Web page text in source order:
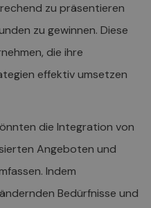
zu präsentieren
zu gewinnen. Diese
die ihre
effektiv umsetzen
die Integration von
Angeboten und
Indem
Bedürfnisse und